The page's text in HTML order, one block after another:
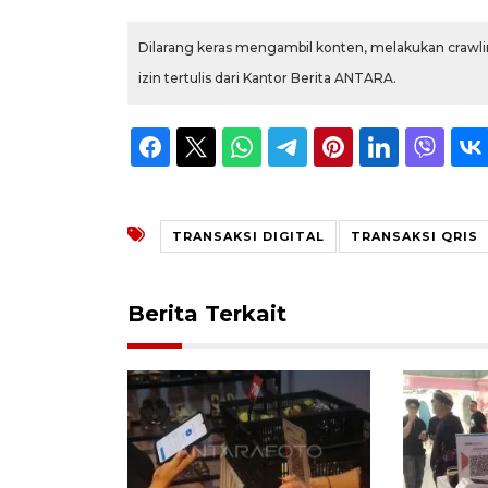
Dilarang keras mengambil konten, melakukan
izin tertulis dari Kantor Berita ANTARA.
TRANSAKSI DIGITAL TRANSAKSI QRIS
Berita Terkait